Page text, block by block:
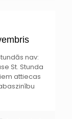
nav:
St. Stunda
attiecas